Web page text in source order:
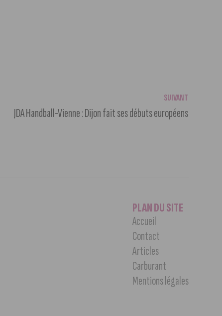
SUIVANT
JDA Handball-Vienne : Dijon fait ses débuts européens
PLAN DU SITE
Accueil
Contact
Articles
Carburant
Mentions légales